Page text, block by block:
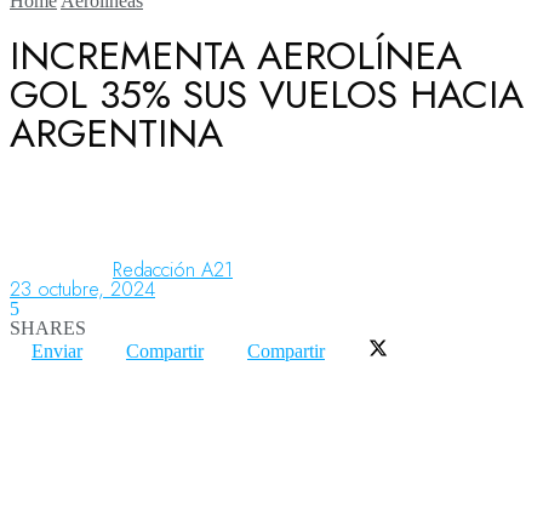
Aerolíneas
Aeropuertos
Columnistas
INCREMENTA AEROLÍNEA
GOL 35% SUS VUELOS HACIA
ARGENTINA
Redacción A21
23 octubre, 2024
5
SHARES
Enviar
Compartir Compartir